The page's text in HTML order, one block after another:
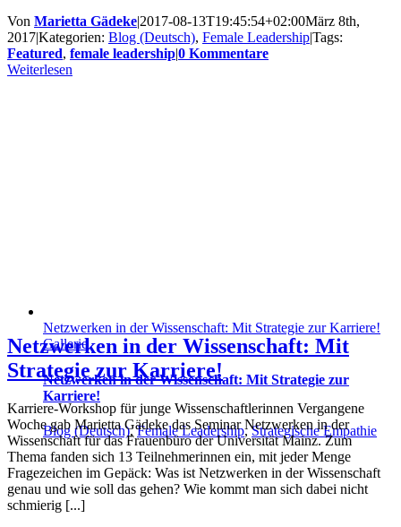
Von Marietta Gädeke|2017-08-13T19:45:54+02:00März 8th,
2017|Kategorien: Blog (Deutsch), Female Leadership|Tags:
Featured, female leadership|0 Kommentare
Weiterlesen
Netzwerken in der Wissenschaft: Mit Strategie zur Karriere!
Gallerie
Netzwerken in der Wissenschaft: Mit Strategie zur
Karriere!
Blog (Deutsch),Female Leadership,Strategische Empathie
Netzwerken in der Wissenschaft: Mit
Strategie zur Karriere!
Karriere-Workshop für junge Wissenschaftlerinnen Vergangene
Woche gab Marietta Gädeke das Seminar Netzwerken in der
Wissenschaft für das Frauenbüro der Universität Mainz. Zum
Thema fanden sich 13 Teilnehmerinnen ein, mit jeder Menge
Fragezeichen im Gepäck: Was ist Netzwerken in der Wissenschaft
genau und wie soll das gehen? Wie kommt man sich dabei nicht
schmierig [...]